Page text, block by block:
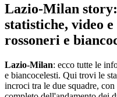
Lazio-Milan
statistiche, video
rossoneri e
Lazio-Milan: ecco tutte le
e biancocelesti. Qui trovi le
incroci tra le due squadre,